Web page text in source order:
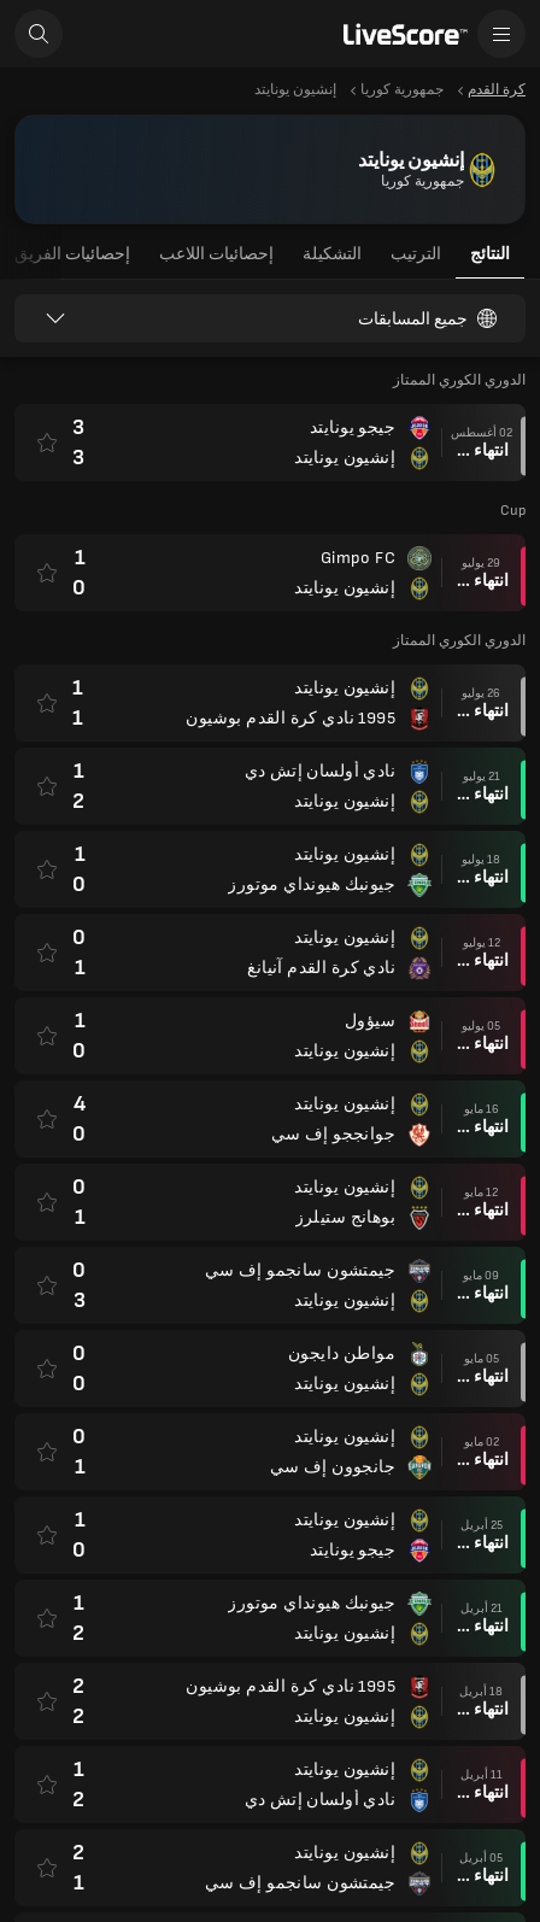
كرة القدم جمهورية كوريا إنشيون يونايتد
إنشيون يونايتد
جمهورية كوريا
النتائج الترتيب التشكيلة إحصائيات اللاعب إحصائيات الفريق
جميع المسابقات
الدوري الكوري الممتاز
02 أغسطس
انتهاء وقت المباراة
جيجو يونايتد
إنشيون يونايتد
3
3
Cup
29 يوليو
انتهاء وقت المباراة
Gimpo FC
إنشيون يونايتد
1
0
الدوري الكوري الممتاز
26 يوليو
انتهاء وقت المباراة
إنشيون يونايتد
1995 نادي كرة القدم بوشيون
1
1
21 يوليو
انتهاء وقت المباراة
نادي أولسان إتش دي
إنشيون يونايتد
1
2
18 يوليو
انتهاء وقت المباراة
إنشيون يونايتد
جيونبك هيونداي موتورز
1
0
12 يوليو
انتهاء وقت المباراة
إنشيون يونايتد
نادي كرة القدم آنيانغ
0
1
05 يوليو
انتهاء وقت المباراة
سيؤول
إنشيون يونايتد
1
0
16 مايو
انتهاء وقت المباراة
إنشيون يونايتد
جوانججو إف سي
4
0
12 مايو
انتهاء وقت المباراة
إنشيون يونايتد
بوهانج ستيلرز
0
1
09 مايو
انتهاء وقت المباراة
جيمتشون سانجمو إف سي
إنشيون يونايتد
0
3
05 مايو
انتهاء وقت المباراة
مواطن دايجون
إنشيون يونايتد
0
0
02 مايو
انتهاء وقت المباراة
إنشيون يونايتد
جانجوون إف سي
0
1
25 أبريل
انتهاء وقت المباراة
إنشيون يونايتد
جيجو يونايتد
1
0
21 أبريل
انتهاء وقت المباراة
جيونبك هيونداي موتورز
إنشيون يونايتد
1
2
18 أبريل
انتهاء وقت المباراة
1995 نادي كرة القدم بوشيون
إنشيون يونايتد
2
2
11 أبريل
انتهاء وقت المباراة
إنشيون يونايتد
نادي أولسان إتش دي
1
2
05 أبريل
انتهاء وقت المباراة
إنشيون يونايتد
جيمتشون سانجمو إف سي
2
1